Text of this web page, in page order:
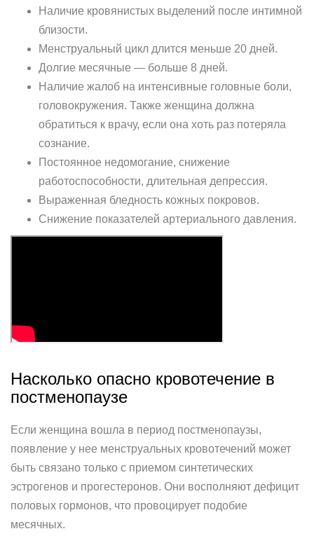
Наличие кровянистых выделений после интимной
близости.
Менструальный цикл длится меньше 20 дней.
Долгие месячные — больше 8 дней.
Наличие жалоб на интенсивные головные боли,
головокружения. Также женщина должна
обратиться к врачу, если она хоть раз потеряла
сознание.
Постоянное недомогание, снижение
работоспособности, длительная депрессия.
Выраженная бледность кожных покровов.
Снижение показателей артериального давления.
Насколько опасно кровотечение в
постменопаузе
Если женщина вошла в период постменопаузы,
появление у нее менструальных кровотечений может
быть связано только с приемом синтетических
эстрогенов и прогестеронов. Они восполняют дефицит
половых гормонов, что провоцирует подобие
месячных.